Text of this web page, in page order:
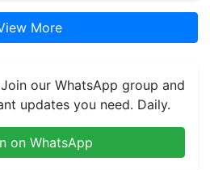
More
our WhatsApp group and
updates you need. Daily.
on WhatsApp